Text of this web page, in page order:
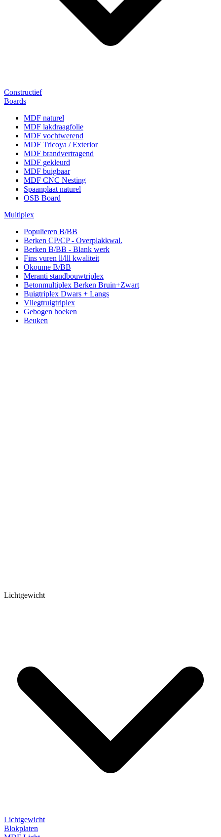
Constructief
Boards
MDF naturel
MDF lakdraagfolie
MDF vochtwerend
MDF Tricoya / Exterior
MDF brandvertragend
MDF gekleurd
MDF buigbaar
MDF CNC Nesting
Spaanplaat naturel
OSB Board
Multiplex
Populieren B/BB
Berken CP/CP - Overplakkwal.
Berken B/BB - Blank werk
Fins vuren ll/lll kwaliteit
Okoume B/BB
Meranti standbouwtriplex
Betonmultiplex Berken Bruin+Zwart
Buigtriplex Dwars + Langs
Vliegtruigtriplex
Gebogen hoeken
Beuken
Lichtgewicht
Lichtgewicht
Blokplaten